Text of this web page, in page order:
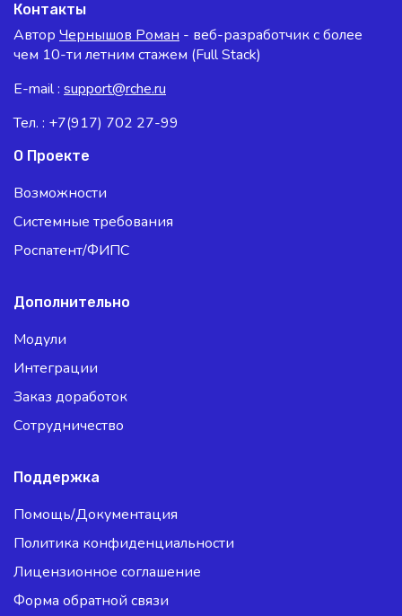
Контакты
Автор Чернышов Роман - веб-разработчик с более
чем 10-ти летним стажем (Full Stack)
E-mail : support@rche.ru
Тел. : +7(917) 702 27-99
О Проекте
Возможности
Системные требования
Роспатент/ФИПС
Дополнительно
Модули
Интеграции
Заказ доработок
Сотрудничество
Поддержка
Помощь/Документация
Политика конфиденциальности
Лицензионное соглашение
Форма обратной связи